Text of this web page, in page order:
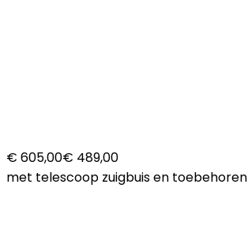
€ 605,00€ 489,00
met telescoop zuigbuis en toebehoren